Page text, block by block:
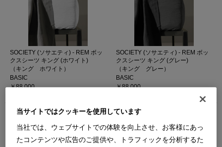
SOCIETY (ソサエティ) - REM ボッ
クスシーツ キング (ホワイト)
（キング ホワイト）
BASIC
￥88,000
SOCIETY (ソサエティ) - REM ボッ
クスシーツ キング (グレー)
（キング グレー）
BASIC
￥88,000
当サイトではクッキーを使用しています
当社では、ウェブサイトでの体験を向上させ、お客様にあっ
たコンテンツや広告のご提供や、トラフィックを分析するた